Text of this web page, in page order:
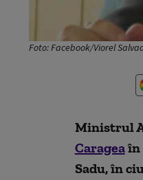
Foto: Facebook/Viorel
Ministrul
Carageaîn
Sadu, în